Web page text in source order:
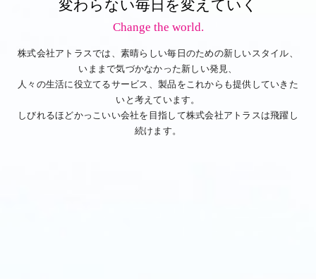
変わらない毎日を変えていく
Change the world.
株式会社アトラスでは、素晴らしい毎日のための新しいスタイル、
いままで気づかなかった新しい発見、
人々の生活に役立てるサービス、製品をこれからも提供していきた
いと考えています。
しびれるほどかっこいい会社を目指して株式会社アトラスは飛躍し
続けます。